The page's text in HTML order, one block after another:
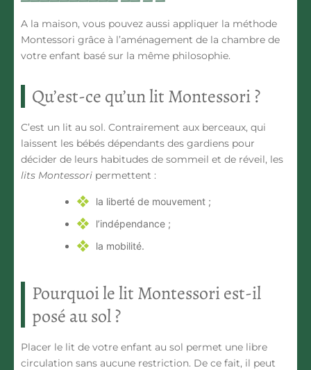
A la maison, vous pouvez aussi appliquer la méthode
Montessori grâce à l’aménagement de la chambre de
votre enfant basé sur la même philosophie.
Qu’est-ce qu’un lit Montessori ?
C’est un lit au sol. Contrairement aux berceaux, qui
laissent les bébés dépendants des gardiens pour
décider de leurs habitudes de sommeil et de réveil, les
lits Montessori permettent :
la liberté de mouvement ;
l’indépendance ;
la mobilité.
Pourquoi le lit Montessori est-il
posé au sol ?
Placer le lit de votre enfant au sol permet une libre
circulation sans aucune restriction. De ce fait, il peut